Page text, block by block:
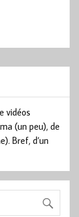
vidéos
(un peu), de
Bref, d’un